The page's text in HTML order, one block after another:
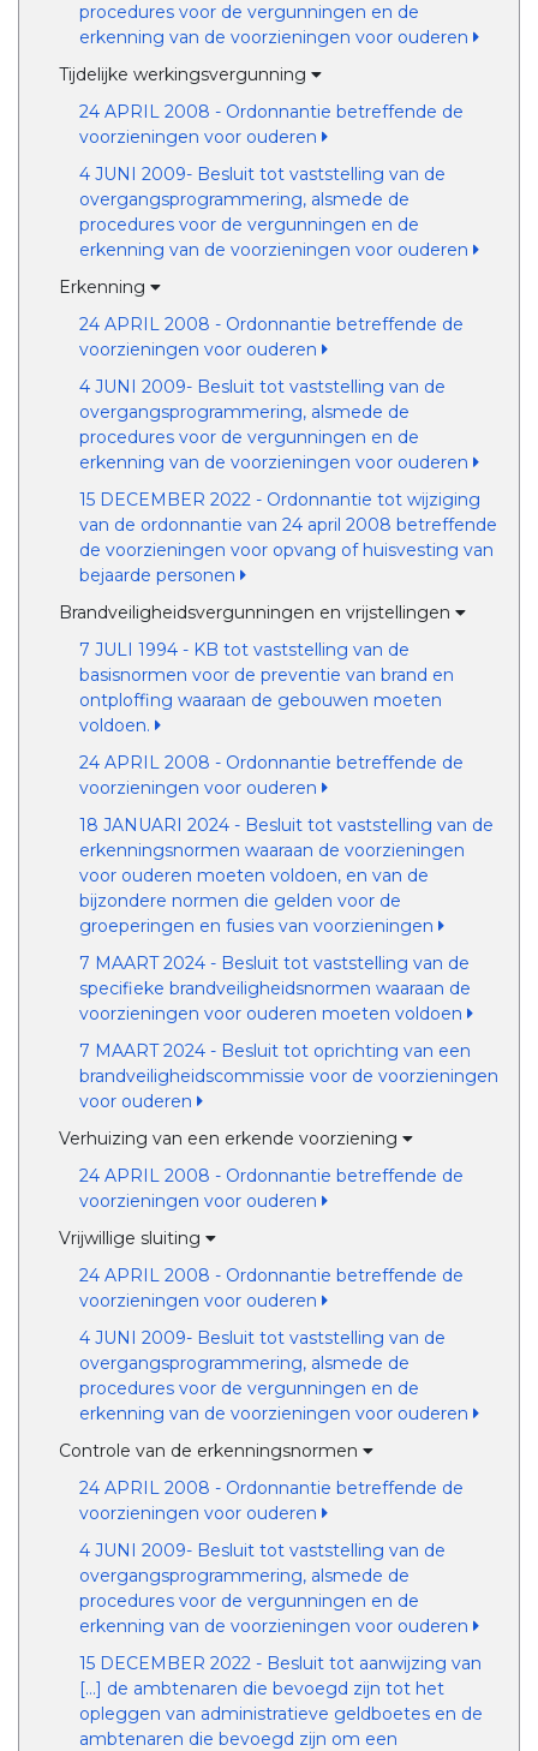
procedures voor de vergunningen en de
erkenning van de voorzieningen voor ouderen
Tijdelijke werkingsvergunning
24 APRIL 2008 - Ordonnantie betreffende de
voorzieningen voor ouderen
4 JUNI 2009- Besluit tot vaststelling van de
overgangsprogrammering, alsmede de
procedures voor de vergunningen en de
erkenning van de voorzieningen voor ouderen
Erkenning
24 APRIL 2008 - Ordonnantie betreffende de
voorzieningen voor ouderen
4 JUNI 2009- Besluit tot vaststelling van de
overgangsprogrammering, alsmede de
procedures voor de vergunningen en de
erkenning van de voorzieningen voor ouderen
15 DECEMBER 2022 - Ordonnantie tot wijziging
van de ordonnantie van 24 april 2008 betreffende
de voorzieningen voor opvang of huisvesting van
bejaarde personen
Brandveiligheidsvergunningen en vrijstellingen
7 JULI 1994 - KB tot vaststelling van de
basisnormen voor de preventie van brand en
ontploffing waaraan de gebouwen moeten
voldoen.
24 APRIL 2008 - Ordonnantie betreffende de
voorzieningen voor ouderen
18 JANUARI 2024 - Besluit tot vaststelling van de
erkenningsnormen waaraan de voorzieningen
voor ouderen moeten voldoen, en van de
bijzondere normen die gelden voor de
groeperingen en fusies van voorzieningen
7 MAART 2024 - Besluit tot vaststelling van de
specifieke brandveiligheidsnormen waaraan de
voorzieningen voor ouderen moeten voldoen
7 MAART 2024 - Besluit tot oprichting van een
brandveiligheidscommissie voor de voorzieningen
voor ouderen
Verhuizing van een erkende voorziening
24 APRIL 2008 - Ordonnantie betreffende de
voorzieningen voor ouderen
Vrijwillige sluiting
24 APRIL 2008 - Ordonnantie betreffende de
voorzieningen voor ouderen
4 JUNI 2009- Besluit tot vaststelling van de
overgangsprogrammering, alsmede de
procedures voor de vergunningen en de
erkenning van de voorzieningen voor ouderen
Controle van de erkenningsnormen
24 APRIL 2008 - Ordonnantie betreffende de
voorzieningen voor ouderen
4 JUNI 2009- Besluit tot vaststelling van de
overgangsprogrammering, alsmede de
procedures voor de vergunningen en de
erkenning van de voorzieningen voor ouderen
15 DECEMBER 2022 - Besluit tot aanwijzing van
[...] de ambtenaren die bevoegd zijn tot het
opleggen van administratieve geldboetes en de
ambtenaren die bevoegd zijn om een